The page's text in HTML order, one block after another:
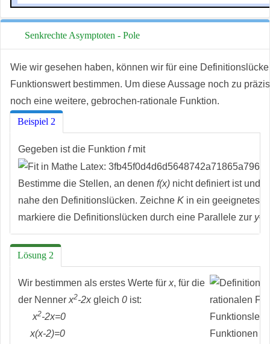
Senkrechte Asymptoten - Pole
Wie wir gesehen haben, können wir für eine
Funktionswert bestimmen. Um diese Aussage noch zu
noch eine weitere, gebrochen-rationale Funktion.
Beispiel 2
Gegeben ist die Funktion fmit
Bestimme die Stellen, an denen f(x) nicht definiert ist und
nahe den Definitionslücken. Zeichne K in ein geeignetes
markiere die Definitionslücken durch eine Parallele zur y
Lösung 2
Wir bestimmen als erstes Werte für x, für die
der Nenner x2-2xgleich 0 ist:
x2-2x=0
x(x-2)=0